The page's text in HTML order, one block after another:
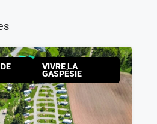
VIVRE LA
GASPÉSIE